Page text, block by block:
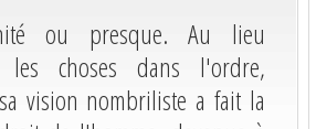
ou presque. Au lieu
les choses dans l'ordre,
vision nombriliste a fait la